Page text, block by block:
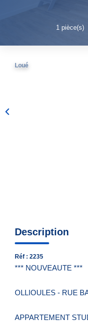
1 pièce(s)
Loué
Description
Réf : 2235
*** NOUVEAUTE ***
OLLIOULES - RUE
APPARTEMENT